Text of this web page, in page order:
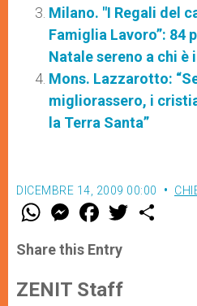
Milano. "I Regali del
Famiglia Lavoro”: 84
Natale sereno a chi
Mons. Lazzarotto:
migliorassero, i
la Terra Santa”
DICEMBRE 14, 2009 00:00
W
t
s
p
p
M
e
s
e
g
e
F
a
e
b
o
k
w
Share this Entry
ZENIT Staff